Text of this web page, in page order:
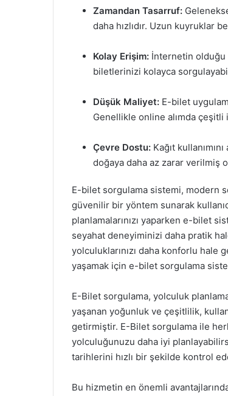
Zamandan Tasarruf:
daha hızlıdır. Uzun kuyruklar
Kolay Erişim: İnternetin olduğu
biletlerinizi kolayca
Düşük Maliyet: E-bilet
Genellikle online alımda
Çevre Dostu: Kağıt
doğaya daha az zarar verilmiş
E-bilet sorgulama sistemi, modern
güvenilir bir yöntem sunarak
planlamalarınızı yaparken e-bilet
seyahat deneyiminizi daha pratik
yolculuklarınızı daha konforlu
yaşamak için e-bilet sorgulama
E-Bilet sorgulama, yolculuk
yaşanan yoğunluk ve çeşitlilik,
getirmiştir. E-Bilet sorgulama ile
yolculuğunuzu daha iyi
tarihlerini hızlı bir şekilde kontrol
Bu hizmetin en önemli